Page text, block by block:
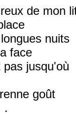
de mon
nuits
face
jusqu'où
goût
.